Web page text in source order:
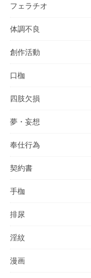
フェラチオ
体調不良
創作活動
口枷
四肢欠損
夢・妄想
奉仕行為
契約書
手枷
排尿
淫紋
漫画